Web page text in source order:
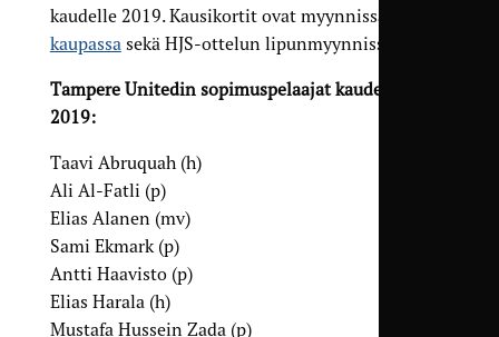
kaudelle 2019. Kausikortit ovat myynnissä
kaupassa sekä HJS-ottelun lipunmyynnissä.
Tampere Unitedin sopimuspelaajat kaudelle
2019:
Taavi Abruquah (h)
Ali Al-Fatli (p)
Elias Alanen (mv)
Sami Ekmark (p)
Antti Haavisto (p)
Elias Harala (h)
Mustafa Hussein Zada (p)